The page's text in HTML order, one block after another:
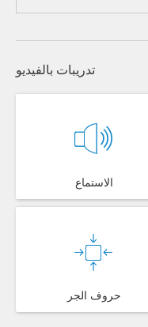
تدريبات بالفيديو
الاستماع
حروف الجر